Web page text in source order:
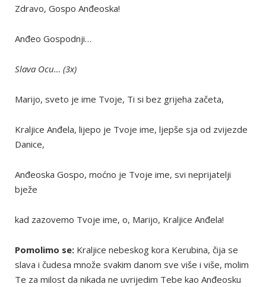
Zdravo, Gospo Anđeoska!
Anđeo Gospodnji…
Slava Ocu… (3x)
Marijo, sveto je ime Tvoje, Ti si bez grijeha začeta,
Kraljice Anđela, lijepo je Tvoje ime, ljepše sja od zvijezde
Danice,
Anđeoska Gospo, moćno je Tvoje ime, svi neprijatelji
bježe
kad zazovemo Tvoje ime, o, Marijo, Kraljice Anđela!
Pomolimo se: Kraljice nebeskog kora Kerubina, čija se
slava i čudesa množe svakim danom sve više i više, molim
Te za milost da nikada ne uvrijedim Tebe kao Anđeosku